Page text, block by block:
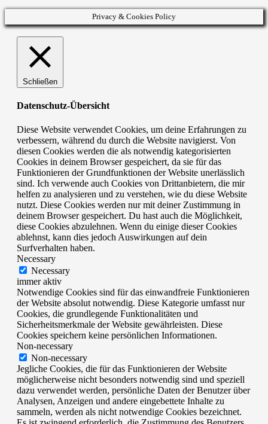
Privacy & Cookies Policy
Schließen
Datenschutz-Übersicht
Diese Website verwendet Cookies, um deine Erfahrungen zu
verbessern, während du durch die Website navigierst. Von
diesen Cookies werden die als notwendig kategorisierten
Cookies in deinem Browser gespeichert, da sie für das
Funktionieren der Grundfunktionen der Website unerlässlich
sind. Ich verwende auch Cookies von Drittanbietern, die mir
helfen zu analysieren und zu verstehen, wie du diese Website
nutzt. Diese Cookies werden nur mit deiner Zustimmung in
deinem Browser gespeichert. Du hast auch die Möglichkeit,
diese Cookies abzulehnen. Wenn du einige dieser Cookies
ablehnst, kann dies jedoch Auswirkungen auf dein
Surfverhalten haben.
Necessary
Necessary
immer aktiv
Notwendige Cookies sind für das einwandfreie Funktionieren
der Website absolut notwendig. Diese Kategorie umfasst nur
Cookies, die grundlegende Funktionalitäten und
Sicherheitsmerkmale der Website gewährleisten. Diese
Cookies speichern keine persönlichen Informationen.
Non-necessary
Non-necessary
Jegliche Cookies, die für das Funktionieren der Website
möglicherweise nicht besonders notwendig sind und speziell
dazu verwendet werden, persönliche Daten der Benutzer über
Analysen, Anzeigen und andere eingebettete Inhalte zu
sammeln, werden als nicht notwendige Cookies bezeichnet.